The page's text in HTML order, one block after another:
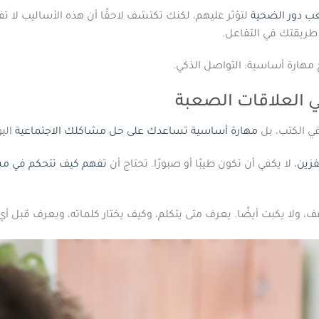
دور الضحية لتؤثر عليهم، لكنك تكتشف لاحقًا أن هذه الأساليب
في التفاعل.
مهارة أساسية: التواصل الذكي.
العلاقات الصعبة
الكتب، بل مهارة أساسية تساعدك على حل مشاكلك الاجتماعية
، لا يكفي أن تكون طيبًا أو صبورًا. تحتاج أن تفهم كيف تتحكم في
يكبت أيضًا. يعرف متى يتكلم، وكيف يختار كلماته، ويعرف قبل